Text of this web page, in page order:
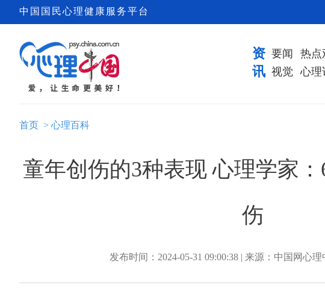
中国国民心理健康服务平台
资
讯
要闻 热点
视觉 心理
首页 > 心理百科
童年创伤的3种表现 心理学家
伤
发布时间：2024-05-31 09:00:38 | 来源：中国网心